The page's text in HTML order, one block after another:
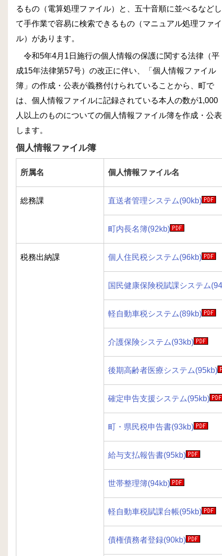
るもの（電算処理ファイル）と、五十音順に並べるなどし
て手作業で容易に検索できるもの（マニュアル処理ファイ
ル）があります。
令和5年4月 1 日施行の個人情報の保護に関する法律（平
成15年法律第57号）の改正に伴い、「個人情報ファイル
簿」の作成・公表が義務付けられていることから、町で
は、個人情報ファイルに記録されている本人の数が1,000
人以上のものについての個人情報ファイル簿を作成・公表
します。
個人情報ファイル簿
所属名 個人情報ファイル名
総務課 直送者管理システム(90kb)
町内長名簿(92kb)
税務出納課 個人住民税システム(96kb)
国民健康保険税賦課システム
軽自動車税システム(89kb)
介護保険システム(93kb)
後期高齢者医療システム(95kb)
確定申告支援システム(95kb)
町・県民税申告書(93kb)
給与支払報告書(95kb)
世帯整理簿(94kb)
軽自動車税賦課台帳(95kb)
債権債務者登録(90kb)